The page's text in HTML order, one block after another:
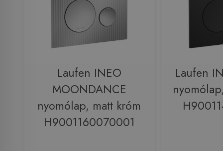
Laufen INEO
MOONDANCE
nyomólap, matt króm
H9001160070001
Laufen